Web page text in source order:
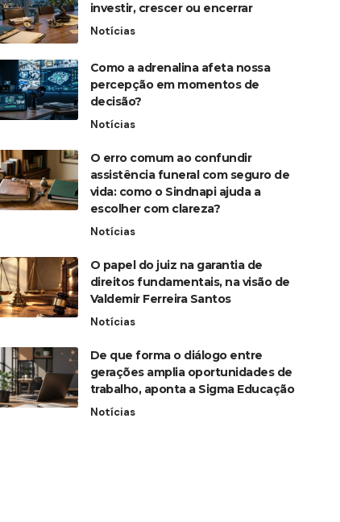
investir, crescer ou encerrar
Notícias
Como a adrenalina afeta nossa
percepção em momentos de
decisão?
Notícias
O erro comum ao confundir
assistência funeral com seguro de
vida: como o Sindnapi ajuda a
escolher com clareza?
Notícias
O papel do juiz na garantia de
direitos fundamentais, na visão de
Valdemir Ferreira Santos
Notícias
De que forma o diálogo entre
gerações amplia oportunidades de
trabalho, aponta a Sigma Educação
Notícias